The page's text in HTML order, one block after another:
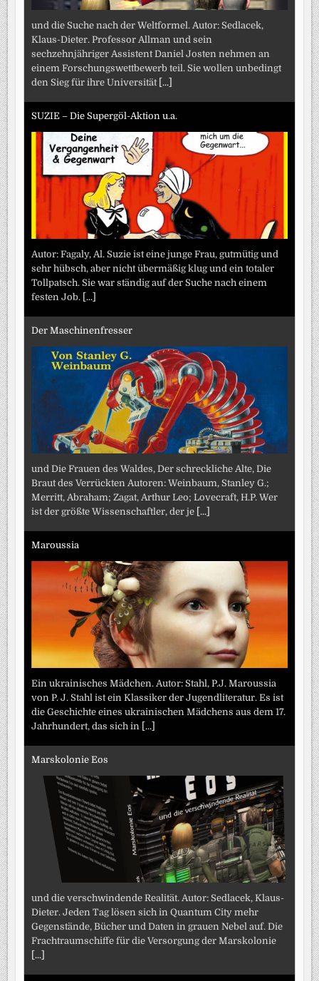
und die Suche nach der Weltformel. Autor: Sedlacek,
Klaus-Dieter. Professor Allman und sein
sechzehnjähriger Assistent Daniel Josten nehmen an
einem Forschungswettbewerb teil. Sie wollen unbedingt
den Sieg für ihre Universität [...]
SUZIE – Die Supergöl-Aktion u.a.
Autor: Fagaly, Al. Suzie ist eine junge Frau, gutmütig und
sehr hübsch, aber nicht übermäßig klug und ein totaler
Tollpatsch. Sie war ständig auf der Suche nach einem
festen Job. [...]
Der Maschinenfresser
und Die Frauen des Waldes, Der schreckliche Alte, Die
Braut des Verrückten Autoren: Weinbaum, Stanley G.;
Merritt, Abraham; Zagat, Arthur Leo; Lovecraft, H.P. Wer
ist der größte Wissenschaftler, der je [...]
Maroussia
Ein ukrainisches Mädchen. Autor: Stahl, P.J. Maroussia
von P. J. Stahl ist ein Klassiker der Jugendliteratur. Es ist
die Geschichte eines ukrainischen Mädchens aus dem 17.
Jahrhundert, das sich in [...]
Marskolonie Eos
und die verschwindende Realität. Autor: Sedlacek, Klaus-
Dieter. Jeden Tag lösen sich in Quantum City mehr
Gegenstände, Bücher und Daten in grauen Nebel auf. Die
Frachtraumschiffe für die Versorgung der Marskolonie
[...]